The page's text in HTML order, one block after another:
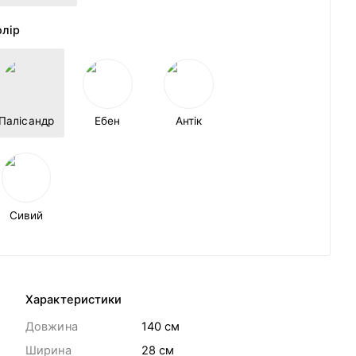
Ебен Антік
Сивий
Характеристики
Довжина
140 cм
Ширина
28 cм